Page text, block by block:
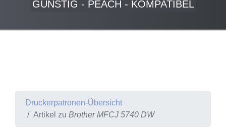
GÜNSTIG - PEACH - KOMPATIBEL
Druckerpatronen-Übersicht
Artikel zu Brother MFCJ 5740 DW